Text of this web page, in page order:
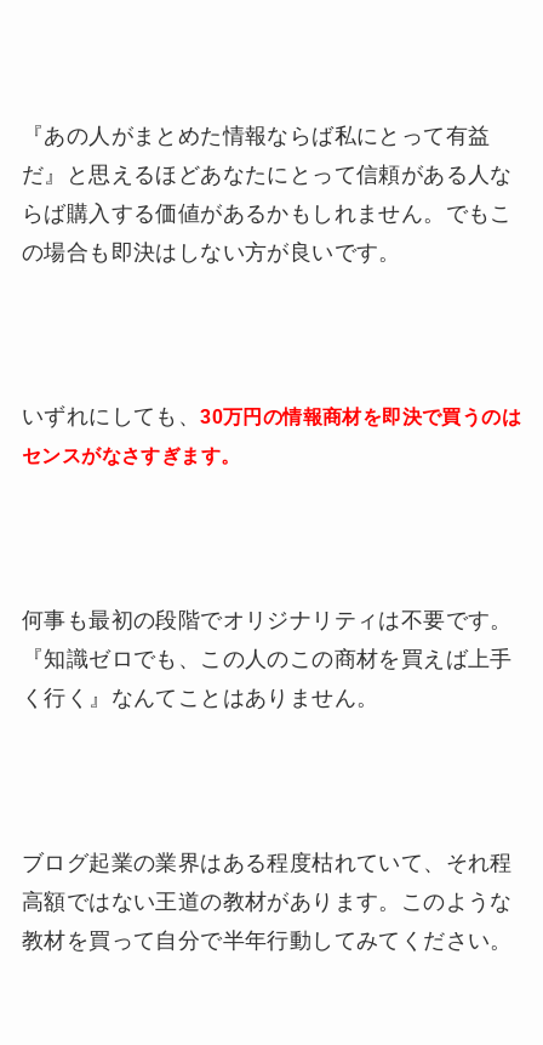
『あの人がまとめた情報ならば私にとって有益
だ』と思えるほどあなたにとって信頼がある人な
らば購入する価値があるかもしれません。でもこ
の場合も即決はしない方が良いです。
いずれにしても、30万円の情報商材を即決で買うのは
センスがなさすぎます。
何事も最初の段階でオリジナリティは不要です。
『知識ゼロでも、この人のこの商材を買えば上手
く行く』なんてことはありません。
ブログ起業の業界はある程度枯れていて、それ程
高額ではない王道の教材があります。このような
教材を買って自分で半年行動してみてください。